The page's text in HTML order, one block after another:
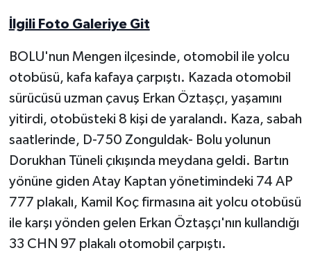
İlgili Foto Galeriye Git
BOLU'nun Mengen ilçesinde, otomobil ile yolcu
otobüsü, kafa kafaya çarpıştı. Kazada otomobil
sürücüsü uzman çavuş Erkan Öztaşçı, yaşamını
yitirdi, otobüsteki 8 kişi de yaralandı. Kaza, sabah
saatlerinde, D-750 Zonguldak- Bolu yolunun
Dorukhan Tüneli çıkışında meydana geldi. Bartın
yönüne giden Atay Kaptan yönetimindeki 74 AP
777 plakalı, Kamil Koç firmasına ait yolcu otobüsü
ile karşı yönden gelen Erkan Öztaşçı'nın kullandığı
33 CHN 97 plakalı otomobil çarpıştı.
Yerel Yönetimler
DÜNYA